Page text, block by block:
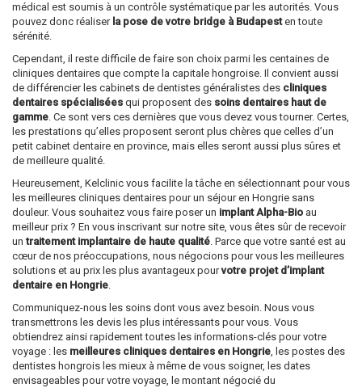
médical est soumis à un contrôle systématique par les autorités. Vous
pouvez donc réaliser la pose de votre bridge à Budapesten toute
sérénité.
Cependant, il reste difficile de faire son choix parmi les centaines de
cliniques dentaires que compte la capitale hongroise. Il convient aussi
de différencier les cabinets de dentistes généralistes des cliniques
dentaires spécialisées qui proposent des soins dentaires haut de
gamme. Ce sont vers ces dernières que vous devez vous tourner. Certes,
les prestations qu’elles proposent seront plus chères que celles d’un
petit cabinet dentaire en province, mais elles seront aussi plus sûres et
de meilleure qualité.
Heureusement, Kelclinic vous facilite la tâche en sélectionnant pour vous
les meilleures cliniques dentaires pour un séjour en Hongrie sans
douleur. Vous souhaitez vous faire poser un implant Alpha-Bio au
meilleur prix ? En vous inscrivant sur notre site, vous êtes sûr de recevoir
untraitement implantaire de haute qualité. Parce que votre santé est au
cœur de nos préoccupations, nous négocions pour vous les meilleures
solutions et au prix les plus avantageux pourvotre projet d’implant
dentaire en Hongrie.
Communiquez-nous les soins dont vous avez besoin. Nous vous
transmettrons les devis les plus intéressants pour vous. Vous
obtiendrez ainsi rapidement toutes les informations-clés pour votre
voyage : les meilleures cliniques dentaires en Hongrie, les postes des
dentistes hongrois les mieux à même de vous soigner, les dates
envisageables pour votre voyage, le montant négocié du